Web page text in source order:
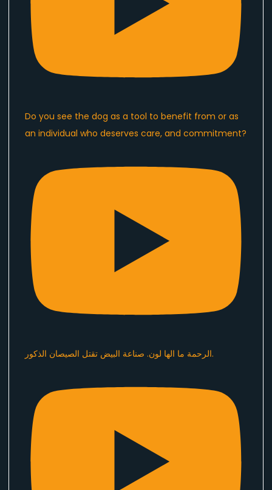
Do you see the dog as a tool to benefit from or as
an individual who deserves care, and commitment?
الرحمة ما الها لون. صناعة البيض تقتل الصيصان الذكور.